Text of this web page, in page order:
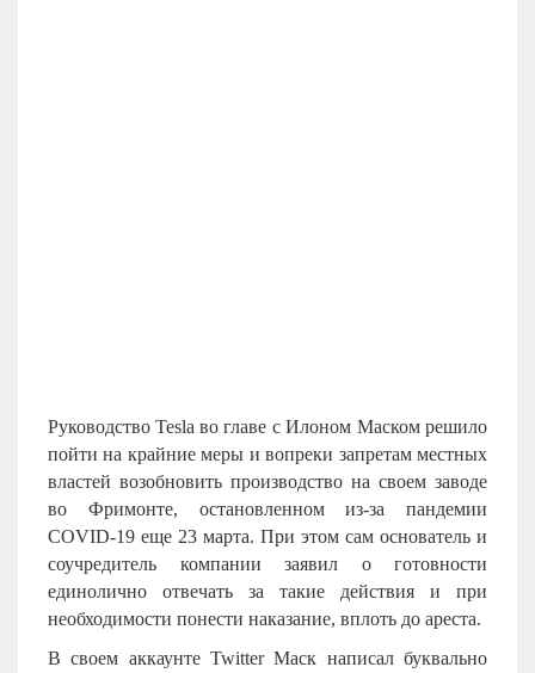
РуководствоTesla во главе с Илоном Маском решило
пойти на крайние меры и вопреки запретам местных
властей возобновить производство на своем заводе
во Фримонте, остановленном из-за пандемии
COVID-19 еще 23 марта. При этом сам основатель и
соучредитель компании заявил о готовности
единолично отвечать за такие действия и при
необходимости понести наказание, вплоть до ареста.
В своем аккаунте Twitter Маск написал буквально